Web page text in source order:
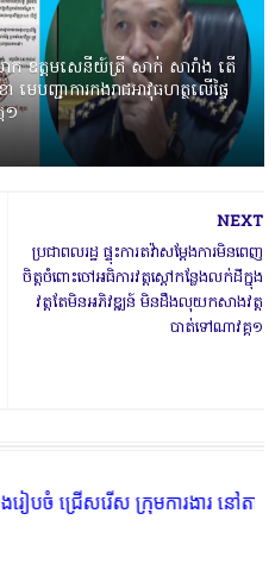
ក ឧត្តមសេនីយ៍ត្រី សាក់ សារាំង តើ
ញ្ជាការកងរាជអាវុធហត្ថលើផ្ទៃ
១
NEXT
ប្រជាពលរដ្ឋ ផ្ទុះការតវ៉ាសម្តែងការមិនពេញ
ចិត្តចំពោះចៅអធិការវត្តស្ដៅកន្លែងលក់ដីក្នុង
វត្តតែមិនអភិវឌ្ឍន៍ មិនដឹងលុយកសាងវត្ត
បាត់ទៅណាវគ្គ១
ស ក្រុមការងារ នៅតាមបណ្តាលរ